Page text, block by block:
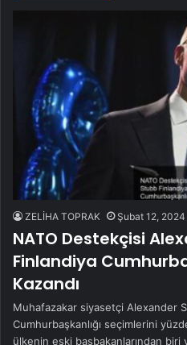
ZELİHA TOPRAK Şubat 12, 2024
NATO Destekçisi
Finlandiya
Kazandı
Muhafazakar siyasetçi Alexander
Cumhurbaşkanlığı seçimlerini
ülkenin eski başbakanlarından biri